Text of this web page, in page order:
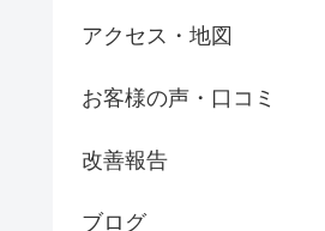
アクセス・地図
お客様の声・口コミ
改善報告
ブログ